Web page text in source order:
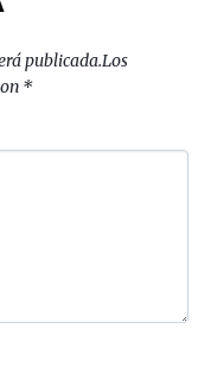
publicada.Los
*